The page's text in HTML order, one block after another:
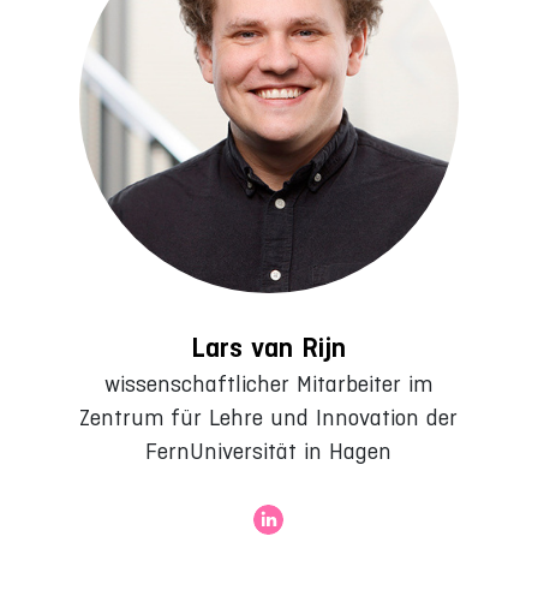
Lars van Rijn
wissenschaftlicher Mitarbeiter im
Zentrum für Lehre und Innovation der
FernUniversität in Hagen